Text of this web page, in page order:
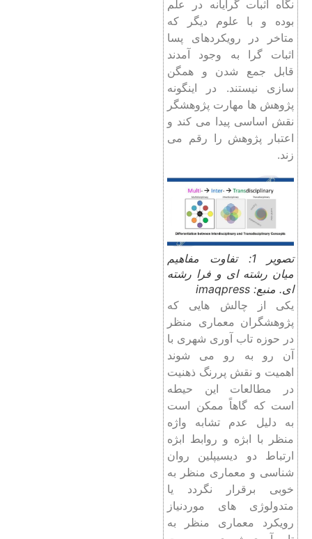
نگاه اثبات گرایانه در علم
بوده و با علوم دیگر که
متاخر در رویکردهای پسا
اثبات گرا به وجود آمدند
قابل جمع شدن و همگن
سازی نیستند. در اینگونه
پژوهش ها مهارت پژوهشگر
نقش اساسی پیدا می کند و
اعتبار پژوهش را رقم می
زند.
تصویر 1: تفاوت مفاهیم
میان رشته ای و فرا رشته
ای. منبع: imaqpress
یکی از چالش هایی که
پژوهشگران معماری منظر
در حوزه تاب آوری شهری با
آن رو به رو می شوند
اهمیت و نقش پررنگ ذهنیت
در مطالعات این حیطه
است که گاهاً ممکن است
به دلیل عدم تشابه واژه
منظر با ابژه و روابط ابژه
ارتباط دو دیسیپلین روان
شناسی و معماری منظر به
خوبی برقرار نگردد یا
متدولوژی های موردنیاز
رویکرد معماری منظر به